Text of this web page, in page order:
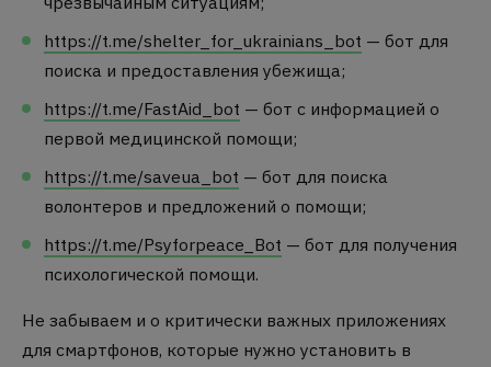
https://t.me/shelter_for_ukrainians_bot — бот для
поиска и предоставления убежища;
https://t.me/FastAid_bot — бот с информацией о
первой медицинской помощи;
https://t.me/saveua_bot — бот для поиска
волонтеров и предложений о помощи;
https://t.me/Psyforpeace_Bot — бот для получения
психологической помощи.
Не забываем и о критически важных приложениях
для смартфонов, которые нужно установить в